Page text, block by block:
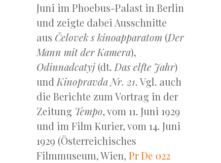
Juni im Phoebus-Palast in Berlin
und zeigte dabei Ausschnitte
aus Čelovek s kinoapparatom (Der
Mann mit der Kamera),
Odinnadcatyj (dt. Das elfte Jahr)
und Kinopravda Nr. 21. Vgl. auch
die Berichte zum Vortrag in der
Zeitung Tempo, vom 11. Juni 1929
und im Film Kurier, vom 14. Juni
1929 (Österreichisches
Filmmuseum, Wien, Pr De 022